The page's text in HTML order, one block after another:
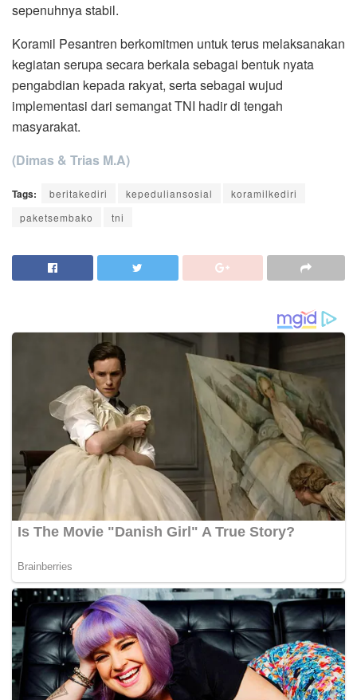
sepenuhnya stabil.
Koramil Pesantren berkomitmen untuk terus melaksanakan
kegiatan serupa secara berkala sebagai bentuk nyata
pengabdian kepada rakyat, serta sebagai wujud
implementasi dari semangat TNI hadir di tengah
masyarakat.
(Dimas & Trias M.A)
Tags: beritakediri kepeduliansosial
koramilkediri
paketsembako
tni